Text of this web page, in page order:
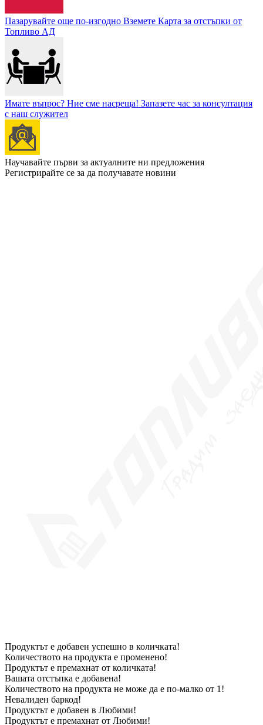
Пазарувайте още по-изгодно Вземете Карта за отстъпки от
Топливо АД
Имате въпрос? Ние сме насреща! Запазете час за консултация
с наш служител
Научавайте първи за актуалните ни предложения
Регистрирайте се за да получавате новини
Продуктът е добавен успешно в количката!
Количеството на продукта е променено!
Продуктът е премахнат от количката!
Вашата отстъпка е добавена!
Количеството на продукта не може да е по-малко от 1!
Невалиден баркод!
Продуктът е добавен в Любими!
Продуктът е премахнат от Любими!